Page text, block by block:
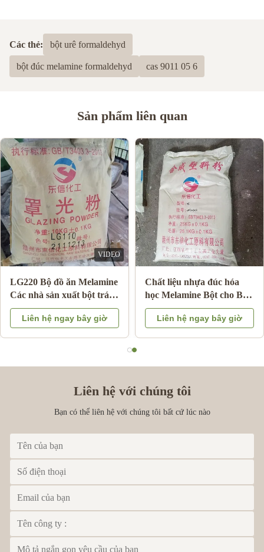
Các thẻ: bột urê formaldehyd
bột đúc melamine formaldehyd cas 9011 05 6
Sản phẩm liên quan
Mould
Powder để làm
melamine tấm
salad melamine
hệ ngay bây giờ
VIDEO
LG220 Bộ đồ ăn Melamine
Các nhà sản xuất bột tráng
men cho tấm Melamine
sáng bóng Mã HS
39092000
Liên hệ ngay bây giờ
học
đồ
Liên hệ với chúng tôi
Bạn có thể liên hệ với chúng tôi bất cứ lúc nào